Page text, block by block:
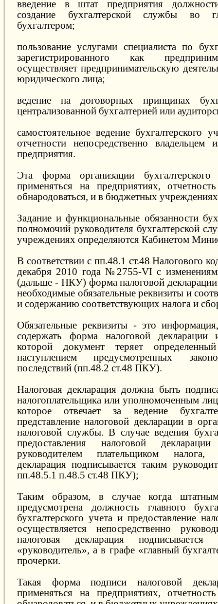
введение в штат предприятия
создание бухгалтерской службы во
бухгалтером;
пользование услугами специалиста по
зарегистрированного как
осуществляет предпринимательскую
юридического лица;
ведение на договорных принципах
централизованной бухгалтерией или
самостоятельное ведение бухгалтерского
отчетности непосредственно владельцем
предприятия.
Эта форма организации
применяться на предприятиях,
обнародоваться, и в бюджетных
Задание и функциональные обязанности
полномочий руководителя бухгалтерской
учреждениях определяются Кабинетом
В соответствии с пп.48.1 ст.48 Налогового
декабря 2010 года №2755-VI с
(дальше - НКУ) форма налоговой
необходимые обязательные реквизиты и
и содержанию соответствующих налога и
Обязательные реквизиты - это
содержать форма налоговой декларации
которой документ теряет
наступлением предусмотренных
последствий (пп.48.2 ст.48 ПКУ).
Налоговая декларация должна быть
налогоплательщика или уполномоченным
которое отвечает за ведение
представление налоговой декларации в
налоговой службы. В случае ведения
предоставления налоговой декларации
руководителем плательщиком налога,
декларация подписывается таким
пп.48.5.1 п.48.5 ст.48 ПКУ);
Таким образом, в случае когда
предусмотрена должность главного
бухгалтерского учета и предоставление
осуществляется непосредственно
налоговая декларация
«руководитель», а в графе «главный
прочерки.
Такая форма подписи налоговой
применяться на предприятиях,